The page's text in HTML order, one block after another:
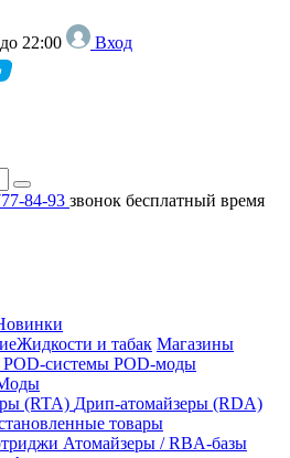
22:00 Вход
84-93 звонок бесплатный время
Жидкости и табак Магазины
POD-системы POD-моды
(RTA) Дрип-атомайзеры (RDA)
товары
Атомайзеры / RBA-базы